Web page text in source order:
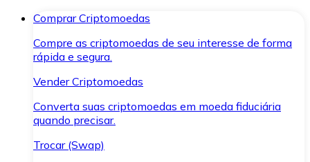
Comprar Criptomoedas
Compre as criptomoedas de seu interesse de forma
rápida e segura.
Vender Criptomoedas
Converta suas criptomoedas em moeda fiduciária
quando precisar.
Trocar (Swap)